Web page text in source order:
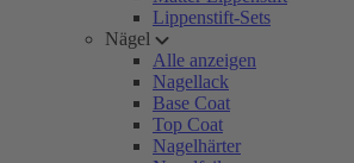
Lippenstift-Sets
Nägel
Alle anzeigen
Nagellack
Base Coat
Top Coat
Nagelhärter